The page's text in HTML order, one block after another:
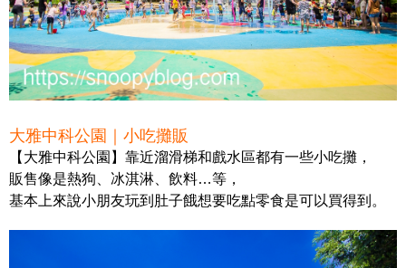
大雅中科公園｜小吃攤販
【大雅中科公園】靠近溜滑梯和戲水區都有一些小吃攤，
販售像是熱狗、冰淇淋、飲料…等，
基本上來說小朋友玩到肚子餓想要吃點零食是可以買得到。